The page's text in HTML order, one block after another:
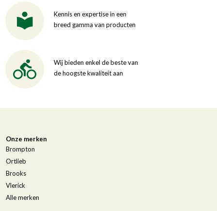
Kennis en expertise in een
breed gamma van producten
Wij bieden enkel de beste van
de hoogste kwaliteit aan
Onze merken
Brompton
Ortlieb
Brooks
Vlerick
Alle merken